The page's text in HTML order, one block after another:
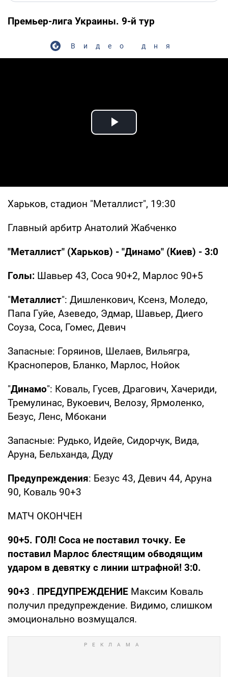
Премьер-лига Украины. 9-й тур
Видео дня
Play Video
Харьков, стадион "Металлист", 19:30
Главный арбитр Анатолий Жабченко
"Металлист" (Харьков) - "Динамо" (Киев) - 3:0
Голы: Шавьер 43, Соса 90+2, Марлос 90+5
"Металлист": Дишленкович, Ксенз, Моледо,
Папа Гуйе, Азеведо, Эдмар, Шавьер, Диего
Соуза, Соса, Гомес, Девич
Запасные: Горяинов, Шелаев, Вильягра,
Красноперов, Бланко, Марлос, Нойок
"Динамо": Коваль, Гусев, Драгович, Хачериди,
Тремулинас, Вукоевич, Велозу, Ярмоленко,
Безус, Ленс, Мбокани
Запасные: Рудько, Идейе, Сидорчук, Вида,
Аруна, Бельханда, Дуду
Предупреждения: Безус 43, Девич 44, Аруна
90, Коваль 90+3
МАТЧ ОКОНЧЕН
90+5. ГОЛ! Соса не поставил точку. Ее
поставил Марлос блестящим обводящим
ударом в девятку с линии штрафной! 3:0.
90+3 . ПРЕДУПРЕЖДЕНИЕ Максим Коваль
получил предупреждение. Видимо, слишком
эмоционально возмущался.